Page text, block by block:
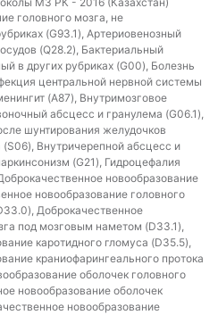
головного мозга, не
(G93.1), Артериовенозный
(Q28.2), Бактериальный
в других рубриках (G00), Болезнь
центральной нервной системы
(A87), Внутримозговое
абсцесс и гранулема (G06.1),
шунтирования желудочков
Внутричерепной абсцесс и
(G21), Гидроцефалия
новообразование
новообразование головного
Доброкачественное
под мозговым наметом (D33.1),
каротидного гломуса (D35.5),
краниофарингеального протока
оболочек головного
новообразование оболочек
новообразование